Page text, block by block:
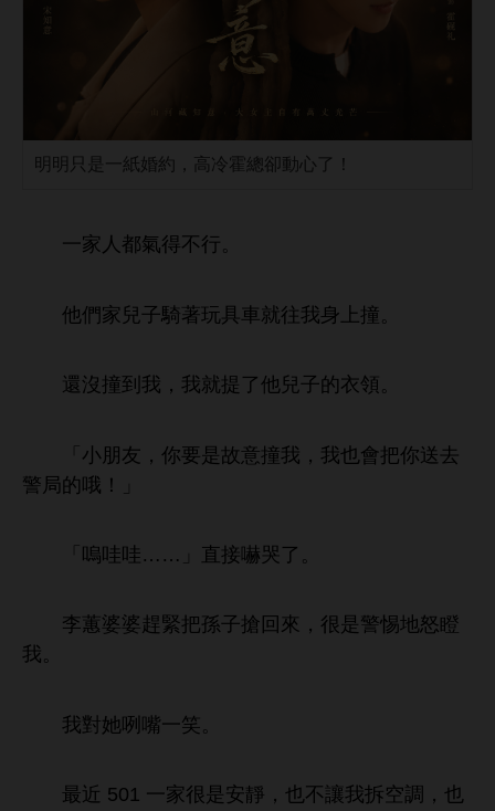
明明只是一紙婚約，高冷霍總卻動心了！
都 得 。
們 兒子騎著玩具 就往 撞。
還沒撞到 ， 就提 兒子 領。
朋友， 故 撞 ， 也 把
送
警局
哦！」
「嗚哇哇……」直接嚇哭 。
李蕙婆婆趕緊把孫子搶回 ，很 警惕
瞪
。
對 咧嘴 笑。
最 501 很 ，也 讓
拆空調，也